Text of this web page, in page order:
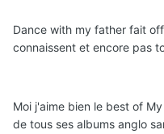
Dance with my father fait
connaissent et encore pas
Moi j'aime bien le best of
de tous ses albums anglo